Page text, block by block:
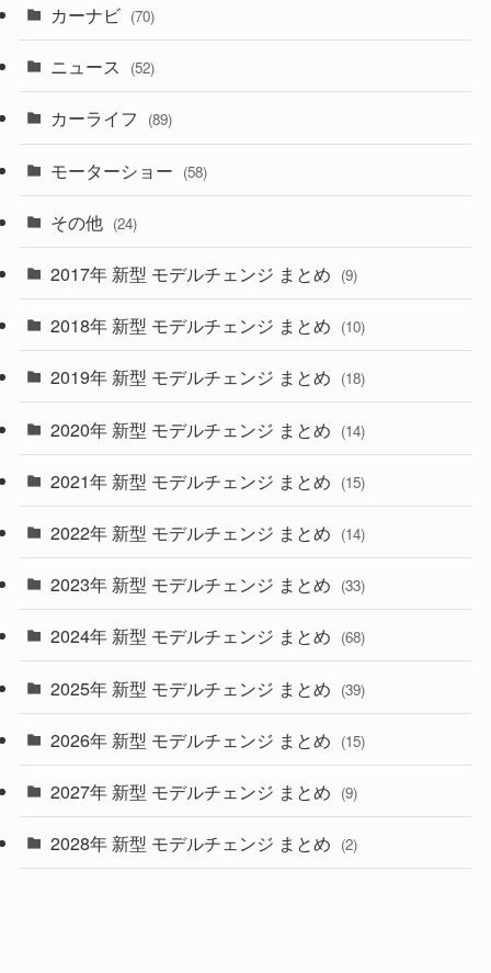
(50)
(43)
(6)
(9)
(4)
(30)
(27)
(58)
(28)
(27)
(26)
(33)
(10)
(35)
(10)
(9)
(22)
(4)
(9)
(4)
(1)
(1) (5)
カーナビ (70)
ニュース (52)
カーライフ (89)
モーターショー (58)
その他 (24)
2017年 新型 モデルチェンジ まとめ (9)
2018年 新型 モデルチェンジ まとめ (10)
2019年 新型 モデルチェンジ まとめ (18)
2020年 新型 モデルチェンジ まとめ (14)
2021年 新型 モデルチェンジ まとめ (15)
2022年 新型 モデルチェンジ まとめ (14)
2023年 新型 モデルチェンジ まとめ (33)
2024年 新型 モデルチェンジ まとめ (68)
2025年 新型 モデルチェンジ まとめ (39)
2026年 新型 モデルチェンジ まとめ (15)
2027年 新型 モデルチェンジ まとめ (9)
2028年 新型 モデルチェンジ まとめ (2)